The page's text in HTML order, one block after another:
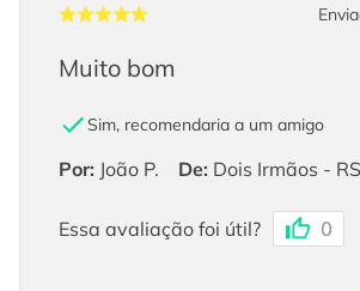
Muito bom
Sim, recomendaria a um amigo
Por: João P. De: Dois Irmãos - RS
Essa avaliação foi útil? 0